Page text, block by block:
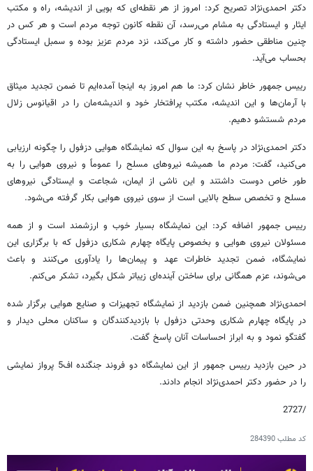
دکتر احمدی‌نژاد تصریح کرد:‌ امروز از هر نقطه‌ای که بویی از اندیشه، راه و مکتب
ایثار و ایستادگی به مشام می‌رسد، آن نقطه کانون توجه مردم است و هر کس در
چنین مناطقی حضور داشته و کار می‌کند، نزد مردم عزیز بوده و سمبل ایستادگی
بحساب می‌آید.
رییس جمهور خاطر نشان کرد: ما هم امروز به اینجا آمده‌ایم تا ضمن تجدید میثاق
با آرمان‌ها و این اندیشه، مکتب پرافتخار خود و اندیشه‌مان را در اقیانوس زلال
مردم شستشو دهیم.
دکتر احمدی‌نژاد در پاسخ به این سوال که نمایشگاه هوایی دزفول را چگونه ارزیابی
می‌کنید، گفت: مردم ما همیشه نیروهای مسلح را عموماً و نیروی هوایی را به
طور خاص دوست داشتند و این ناشی از ایمان، شجاعت و ایستادگی نیروهای
مسلح و تخصص سطح بالایی است از سوی نیروی هوایی بکار گرفته می‌شود.
رییس جمهور اضافه کرد: این نمایشگاه بسیار خوب و ارزشمند است و از همه
مسئولان نیروی هوایی و بخصوص پایگاه چهارم شکاری دزفول که با برگزاری این
نمایشگاه، ضمن تجدید خاطرات عهد و پیمان‌ها را یادآوری می‌کنند و باعث
می‌شوند، عزم همگانی برای ساختن آینده‌ای زیباتر شکل بگیرد، تشکر می‌کنم.
احمدی‌نژاد همچنین ضمن بازدید از نمایشگاه تجهیزات و صنایع هوایی برگزار شده
در پایگاه چهارم شکاری وحدتی دزفول با بازدیدکنندگان و ساکنان محلی دیدار و
گفتگو نمود و به ابراز احساسات آنان پاسخ گفت.
در حین بازدید رییس جمهور از این نمایشگاه دو فروند جنگنده اف5 پرواز نمایشی
را در حضور دکتر احمدی‌نژاد انجام دادند.
/2727
کد مطلب284390